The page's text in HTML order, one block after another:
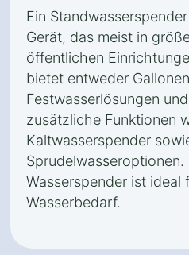
Ein
Gerät, das meist in
öffentlichen
bietet entweder
Festwasserlösungen
zusätzliche Funktionen
Kaltwasserspender
Wasserspender ist ideal
Wasserbedarf.